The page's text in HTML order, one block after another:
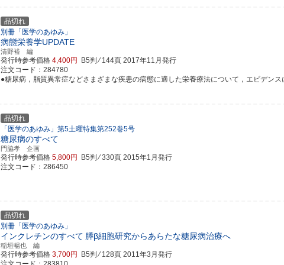
品切れ
別冊「医学のあゆみ」
病態栄養学UPDATE
清野裕 編
発行時参考価格 4,400円 B5判 ⁄ 144頁 2017年11月発行
注文コード：284780
●糖尿病，脂質異常症などさまざまな疾患の病態に適した栄養療法について，エビデン
品切れ
「医学のあゆみ」第5土曜特集第252巻5号
糖尿病のすべて
門脇孝 企画
発行時参考価格 5,800円 B5判 ⁄ 330頁 2015年1月発行
注文コード：286450
品切れ
別冊「医学のあゆみ」
インクレチンのすべて 膵β細胞研究からあらたな糖尿病治療へ
稲垣暢也 編
発行時参考価格 3,700円 B5判 ⁄ 128頁 2011年3月発行